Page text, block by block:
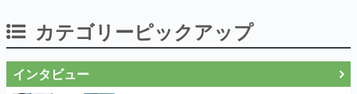
カテゴリーピックアップ
インタビュー